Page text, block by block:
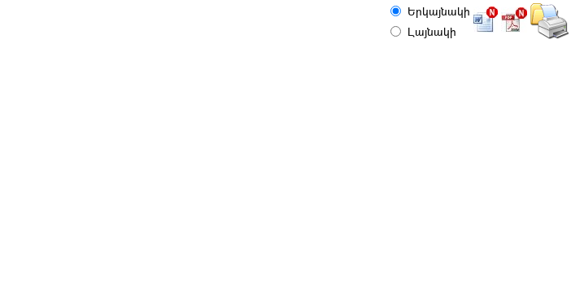
Երկայնակի
Լայնակի